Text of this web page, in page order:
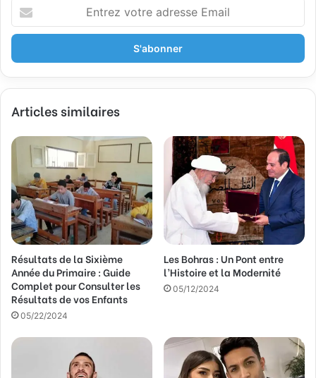
t
e
z
o
r
d
r
e
s
s
e
E
m
a
i
Articles similaires
Résultats de la Sixième
Année du Primaire : Guide
Complet pour Consulter les
Résultats de vos Enfants
05/22/2024
Les Bohras : Un Pont entre
l’Histoire et la Modernité
05/12/2024